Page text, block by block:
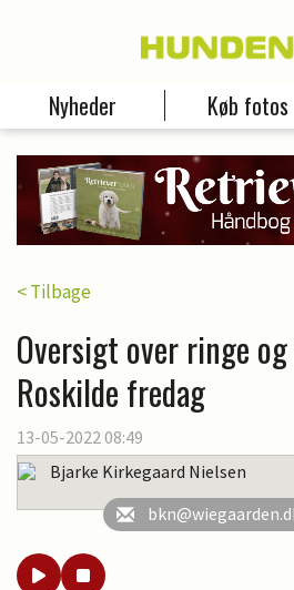
Nyheder Køb fotos
< Tilbage
Oversigt over ringe
Roskilde fredag
13-05-2022 08:49
Bjarke Kirkegaard Nielsen